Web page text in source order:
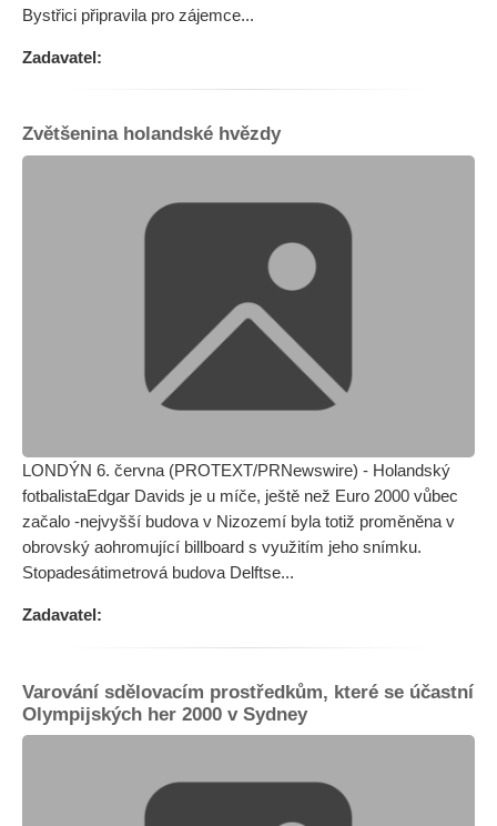
Bystřici připravila pro zájemce...
Zadavatel:
Zvětšenina holandské hvězdy
LONDÝN 6. června (PROTEXT/PRNewswire) - Holandský
fotbalistaEdgar Davids je u míče, ještě než Euro 2000 vůbec
začalo -nejvyšší budova v Nizozemí byla totiž proměněna v
obrovský aohromující billboard s využitím jeho snímku.
Stopadesátimetrová budova Delftse...
Zadavatel:
Varování sdělovacím prostředkům, které se účastní
Olympijských her 2000 v Sydney